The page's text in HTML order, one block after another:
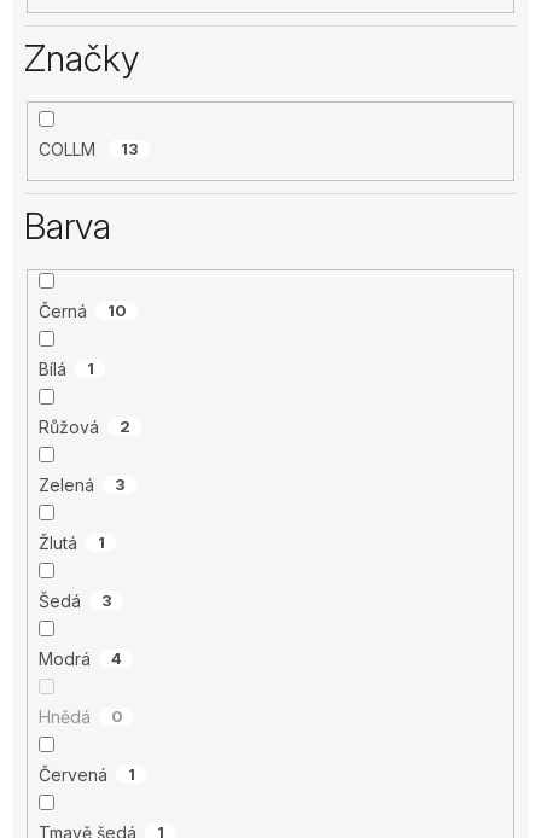
Značky
COLLM 13
Barva
Černá 10
Bílá 1
Růžová 2
Zelená 3
Žlutá 1
Šedá 3
Modrá 4
Hnědá 0
Červená 1
Tmavě šedá 1